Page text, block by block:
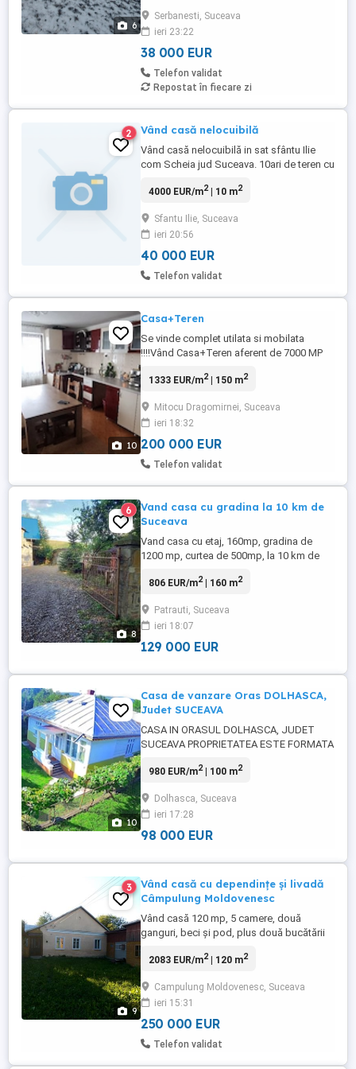
6
vacanță, într-o zonă liniștită, perfectă
pentru relaxare alături de cei dragi.
Suprafață casă: ...
Serbanesti, Suceava
ieri 23:22
38 000 EUR
Telefon validat
Repostat în fiecare zi
2 Vând casă nelocuibilă
Vând casă nelocuibilă in sat sfântu Ilie
com Scheia jud Suceava. 10ari de teren cu
4000 EUR/m2| 10 m2
Sfantu Ilie, Suceava
ieri 20:56
40 000 EUR
Telefon validat
10
Casa+Teren
Se vinde complet utilata si mobilata
!!!!Vând Casa+Teren aferent de 7000 MP
Mp)=150000 fără casa în Com.Mitocu
este compusa din: 4 Camere 1 Baie Garaj
Beci Magazie+Sura..... Casa este din
cărămidă și are geamuri termopan ...
1333 EUR/m2| 150 m2
Mitocu Dragomirnei, Suceava
ieri 18:32
200 000 EUR
Telefon validat
8
6
Vand casa cu gradina la 10 km de
Suceava
Vand casa cu etaj, 160mp, gradina de
1200 mp, curtea de 500mp, la 10 km de
buna! Casa construita din 2013, finisata
casa de la fantana, beci, electricitate,
gazul este tras la poarta, are 2 dormitoare
la parter, ...
806 EUR/m2| 160 m2
Patrauti, Suceava
ieri 18:07
129 000 EUR
10
Casa de vanzare Oras DOLHASCA,
Judet SUCEAVA
CASA IN ORASUL DOLHASCA, JUDET
SUCEAVA PROPRIETATEA ESTE FORMATA
bucatarie, baie si 3 holuri; - in curte mai
camara si o magazie; - anexe (beci din
piatra zidita, magazie de scule, - magazie
unelte de gradina, sopron lemne, ...
980 EUR/m2| 100 m2
Dolhasca, Suceava
ieri 17:28
98 000 EUR
9
3
Vând casă cu dependințe și livadă
Câmpulung Moldovenesc
Vând casă 120 mp, 5 camere, două
ganguri, beci și pod, plus două bucătării
plus teren 2800 mp in Câmpulung
apa, canalizare, gaz la poartă, decantor,
curent electric, internet. Casa este din
cărămidă cu pereți de 45 cm ...
2083 EUR/m2| 120 m2
Campulung Moldovenesc, Suceava
ieri 15:31
250 000 EUR
Telefon validat